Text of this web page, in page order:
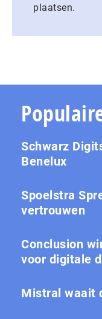
plaatsen.
Schwarz
Benelux
Spoelstra
vertrouwen
Conclusion
voor digitale
Mistral waait